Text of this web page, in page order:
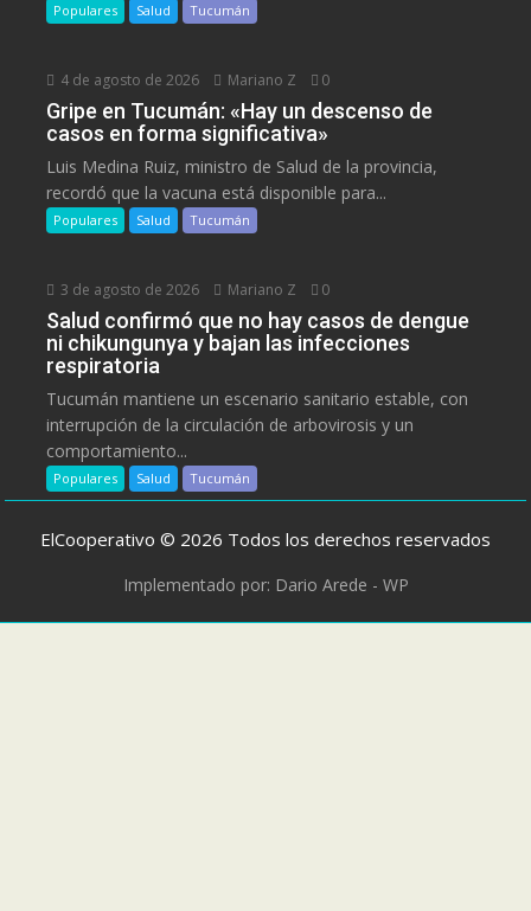
Populares Salud Tucumán
4 de agosto de 2026 Mariano Z 0
Gripe en Tucumán: «Hay un descenso de
casos en forma significativa»
Luis Medina Ruiz, ministro de Salud de la provincia,
recordó que la vacuna está disponible para...
Populares Salud Tucumán
3 de agosto de 2026 Mariano Z 0
Salud confirmó que no hay casos de dengue
ni chikungunya y bajan las infecciones
respiratoria
Tucumán mantiene un escenario sanitario estable, con
interrupción de la circulación de arbovirosis y un
comportamiento...
Populares Salud Tucumán
ElCooperativo © 2026 Todos los derechos reservados